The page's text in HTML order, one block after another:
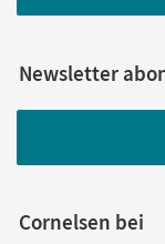
Newsletter
Cornelsen bei